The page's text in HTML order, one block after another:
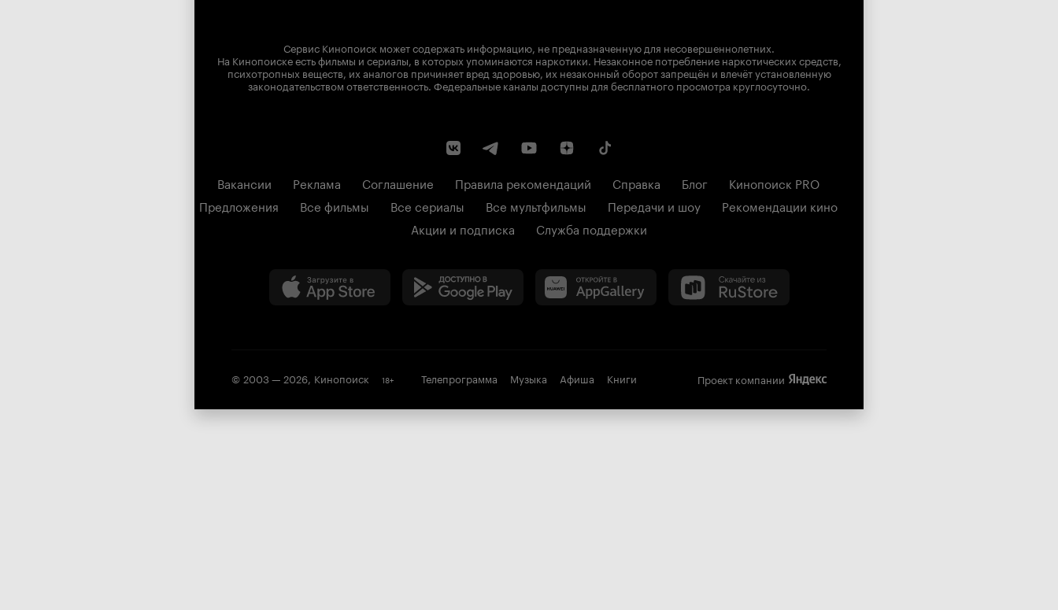
Сервис Кинопоиск может содержать информацию, не предназначенную для несовершеннолетних.
На Кинопоиске есть фильмы и сериалы, в которых упоминаются наркотики. Незаконное потребление наркотических средств,
психотропных веществ, их аналогов причиняет вред здоровью, их незаконный оборот запрещён и влечёт установленную
законодательством ответственность. Федеральные каналы доступны для бесплатного просмотра круглосуточно.
Вакансии Реклама Соглашение Правила рекомендаций Справка Блог
Кинопоиск PRO
Предложения
Все фильмы Все сериалы Все мультфильмы Передачи и шоу
Рекомендации кино
Акции и подписка
Служба поддержки
© 2003 — 2026, Кинопоиск 18+ Телепрограмма Музыка Афиша Книги Проект компании